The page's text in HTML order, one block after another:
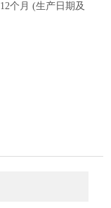
12个月 (生产日期及